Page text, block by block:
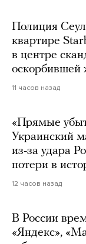
Полиция
квартире
в центре
11 часов назад
«Прямые
Украинский
из-за удара
потери в
12 часов назад
В России
«Яндекс»,